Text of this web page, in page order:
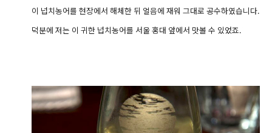
이 넙치농어를 현장에서 해체한 뒤 얼음에 재워 그대로 공수하였습니다.
덕분에 저는 이 귀한 넙치농어를 서울 홍대 앞에서 맛볼 수 있었죠.